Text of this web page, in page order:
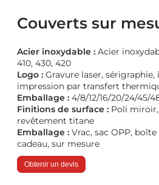
Couverts sur
Acier inoxydable : Acier
410, 430, 420
Logo : Gravure laser, sérigraphie,
impression par transfert
Emballage : 4/8/12/16/20/24/45/
Finitions de surface : Poli
revêtement titane
Emballage : Vrac, sac OPP,
cadeau, sur mesure
Obtenir un devis